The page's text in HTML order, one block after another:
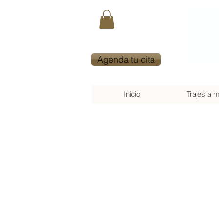
Inicio Trajes a
Agenda tu cita